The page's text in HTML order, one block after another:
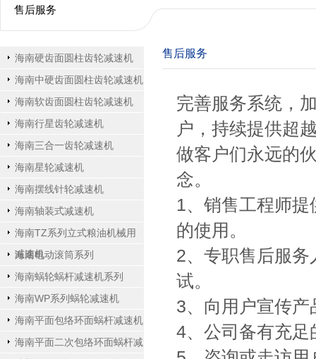
售后服务
海南硬齿面圆柱齿轮减速机
海南中硬齿面圆柱齿轮减速机
海南软齿面圆柱齿轮减速机
海南行星齿轮减速机
海南三合一齿轮减速机
海南星轮减速机
海南摆线针轮减速机
海南轴装式减速机
海南TZ系列立式粮油机械用
减速机
海南电动滚筒系列
海南蜗轮蜗杆减速机系列
海南WP系列蜗轮减速机
海南平面包络环面蜗杆减速机
海南平面二次包络环面蜗杆减
售后服务
完善服务系统，
户，持续提供超
做客户们永远的
念。
1、销售工程师
的使用。
2、专职售后服
试。
3、向用户宣传
4、公司备有充